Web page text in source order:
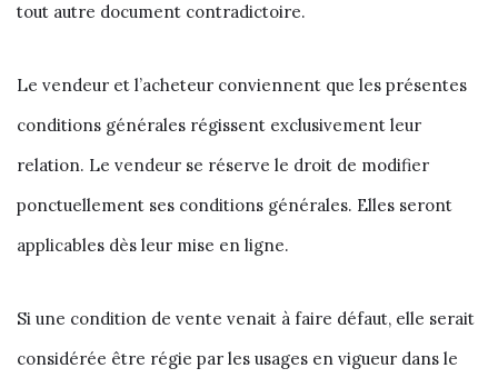
tout autre document contradictoire.
Le vendeur et l’acheteur conviennent que les présentes
conditions générales régissent exclusivement leur
relation. Le vendeur se réserve le droit de modifier
ponctuellement ses conditions générales. Elles seront
applicables dès leur mise en ligne.
Si une condition de vente venait à faire défaut, elle serait
considérée être régie par les usages en vigueur dans le